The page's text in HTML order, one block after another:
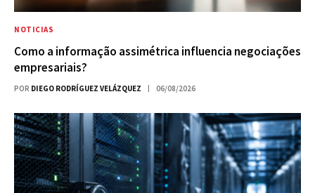
NOTICIAS
Como a informação assimétrica influencia negociações
empresariais?
POR DIEGO RODRÍGUEZ VELÁZQUEZ 06/08/2026